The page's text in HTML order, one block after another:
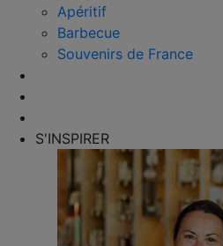
Apéritif
Barbecue
Souvenirs de France
S'INSPIRER